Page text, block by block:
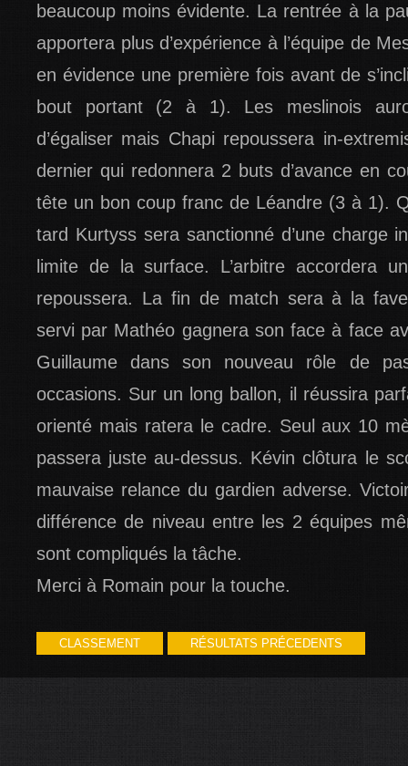
beaucoup moins évidente. La rentrée à la
apportera plus d’expérience à l’équipe de
en évidence une première fois avant de
bout portant (2 à 1). Les meslinois
d’égaliser mais Chapi repoussera in-
dernier qui redonnera 2 buts d’avance en
tête un bon coup franc de Léandre (3 à 1).
tard Kurtyss sera sanctionné d’une charge
limite de la surface. L’arbitre accordera
repoussera. La fin de match sera à la
servi par Mathéo gagnera son face à face
Guillaume dans son nouveau rôle de
occasions. Sur un long ballon, il réussira
orienté mais ratera le cadre. Seul aux 10
passera juste au-dessus. Kévin clôtura le
mauvaise relance du gardien adverse.
différence de niveau entre les 2 équipes
sont compliqués la tâche.
Merci à Romain pour la touche.
CLASSEMENT RÉSULTATS PRÉCEDENTS